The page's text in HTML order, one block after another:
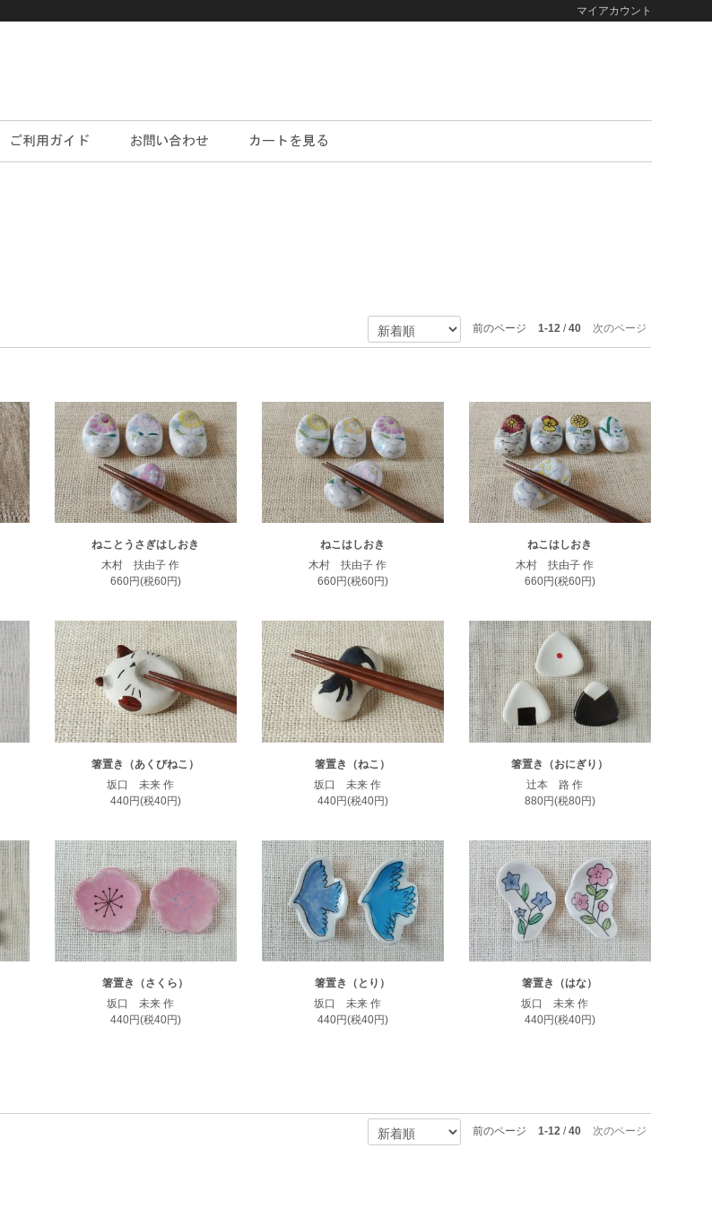
マイアカウント
前のページ 1-12/40 次のページ
ねことうさぎはしおき
木村 扶由子 作
660円(税60円)
ねこはしおき
木村 扶由子 作
660円(税60円)
ねこはしおき
木村 扶由子 作
660円(税60円)
箸置き（あくびねこ）
坂口 未来 作
440円(税40円)
箸置き（ねこ）
坂口 未来 作
440円(税40円)
箸置き（おにぎり）
辻本 路 作
880円(税80円)
箸置き（さくら）
坂口 未来 作
440円(税40円)
箸置き（とり）
坂口 未来 作
440円(税40円)
箸置き（はな）
坂口 未来 作
440円(税40円)
前のページ 1-12/40 次のページ